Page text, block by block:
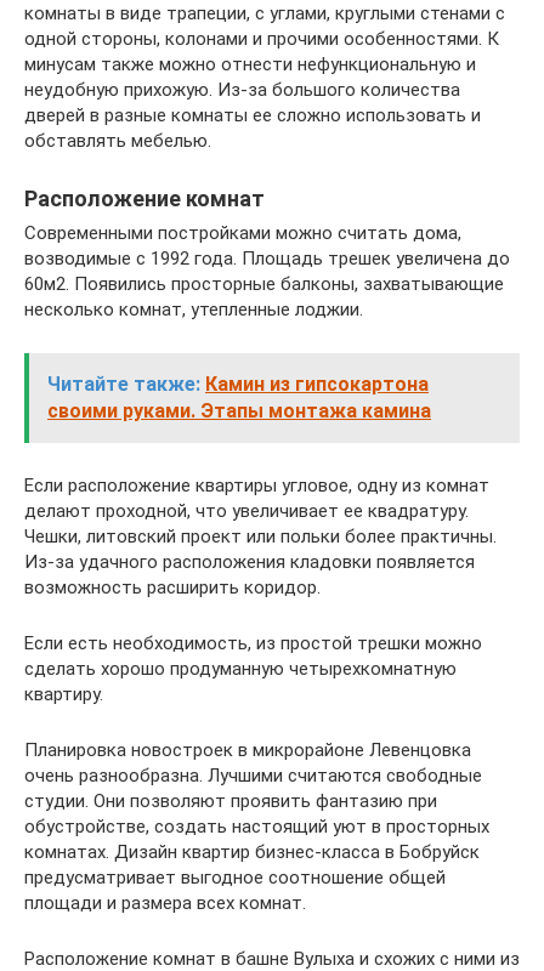
комнаты в виде трапеции, с углами, круглыми стенами с
одной стороны, колонами и прочими особенностями. К
минусам также можно отнести нефункциональную и
неудобную прихожую. Из-за большого количества
дверей в разные комнаты ее сложно использовать и
обставлять мебелью.
Расположение комнат
Современными постройками можно считать дома,
возводимые с 1992 года. Площадь трешек увеличена до
60м2. Появились просторные балконы, захватывающие
несколько комнат, утепленные лоджии.
Читайте также: Камин из гипсокартона
своими руками. Этапы монтажа камина
Если расположение квартиры угловое, одну из комнат
делают проходной, что увеличивает ее квадратуру.
Чешки, литовский проект или польки более практичны.
Из-за удачного расположения кладовки появляется
возможность расширить коридор.
Если есть необходимость, из простой трешки можно
сделать хорошо продуманную четырехкомнатную
квартиру.
Планировка новостроек в микрорайоне Левенцовка
очень разнообразна. Лучшими считаются свободные
студии. Они позволяют проявить фантазию при
обустройстве, создать настоящий уют в просторных
комнатах. Дизайн квартир бизнес-класса в Бобруйск
предусматривает выгодное соотношение общей
площади и размера всех комнат.
Расположение комнат в башне Вулыха и схожих с ними из